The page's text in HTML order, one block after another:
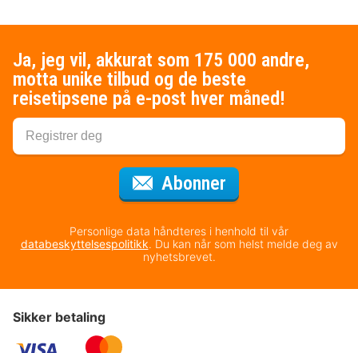
Ja, jeg vil, akkurat som 175 000 andre,
motta unike tilbud og de beste
reisetipsene på e-post hver måned!
Abonner
Personlige data håndteres i henhold til vår
databeskyttelsespolitikk. Du kan når som helst melde deg av
nyhetsbrevet.
Sikker betaling